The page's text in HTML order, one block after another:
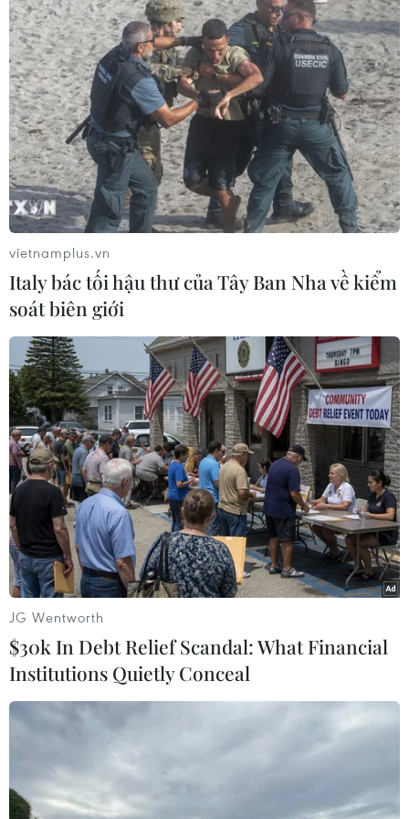
đều là người lớn, gồm 5 nam và 5 nữ.
Cảnh sát Mỹ điều tra vụ bắn súng khiến bé
trai 6 tuổi thiệt mạng
23/05/2021 08:00
Theo thông tin của cảnh sát, sau va chạm giao thông
nhẹ, một đối tượng đã bất ngờ nổ súng bắn từ phía sau
chiếc xe của người mẹ và viên đạn đã trúng vào lưng
của cậu bé.
vietnamplus.vn
Italy bác tối hậu thư của Tây Ban Nha về kiểm
soát biên giới
JG Wentworth
$30k In Debt Relief Scandal: What Financial
Institutions Quietly Conceal